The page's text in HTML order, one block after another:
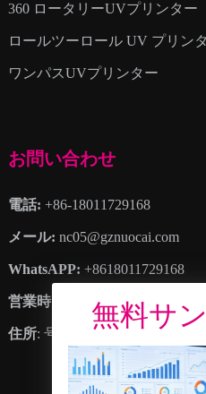
360 ロータリーUVプリンター
ロールツーロール UV プリン
ワンパスUVプリンター
お問い合わせ
電話: +86-18011729168
メール: nc05@gznuocai.com
WhatsAPP: +8618011729168
営業時間: 月曜日 – 土曜日 8:30
住所: 号. 28, 豪崗大道, 大崗鎮,